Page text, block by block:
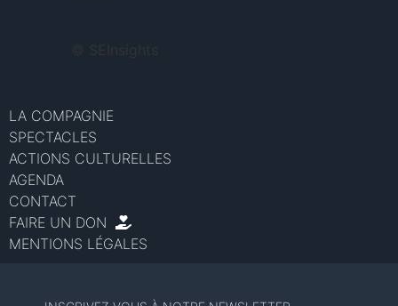
© SEInsights
LA COMPAGNIE
SPECTACLES
ACTIONS CULTURELLES
AGENDA
CONTACT
FAIRE UN DON
MENTIONS LÉGALES